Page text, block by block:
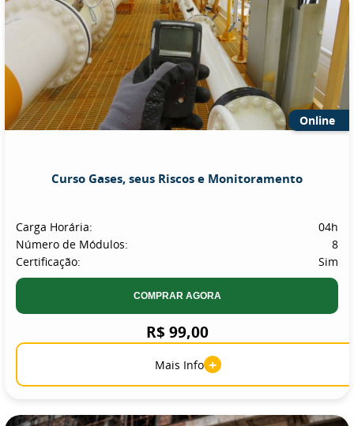
Online
Curso Gases, seus Riscos e Monitoramento
Carga Horária:
04h
Número de Módulos:
8
Certificação:
Sim
COMPRAR AGORA
R$ 99,00
Mais Info +